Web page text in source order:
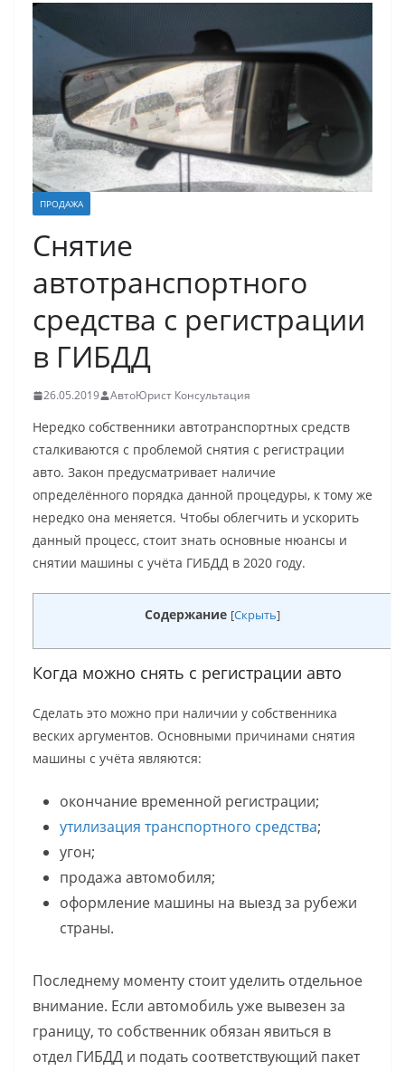
ПРОДАЖА
Снятие
автотранспортного
средства с регистрации
в ГИБДД
26.05.2019 АвтоЮрист Консультация
Нередко собственники автотранспортных средств
сталкиваются с проблемой снятия с регистрации
авто. Закон предусматривает наличие
определённого порядка данной процедуры, к тому же
нередко она меняется. Чтобы облегчить и ускорить
данный процесс, стоит знать основные нюансы и
снятии машины с учёта ГИБДД в 2020 году.
Содержание [Скрыть]
Когда можно снять с регистрации авто
Сделать это можно при наличии у собственника
веских аргументов. Основными причинами снятия
машины с учёта являются:
окончание временной регистрации;
утилизация транспортного средства;
угон;
продажа автомобиля;
оформление машины на выезд за рубежи
страны.
Последнему моменту стоит уделить отдельное
внимание. Если автомобиль уже вывезен за
границу, то собственник обязан явиться в
отдел ГИБДД и подать соответствующий пакет